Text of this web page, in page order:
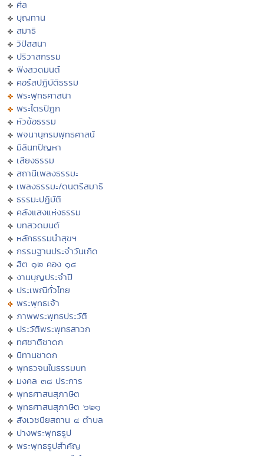
ศีล
บุญทาน
สมาธิ
วิปัสสนา
ปริวาสกรรม
ฟังสวดมนต์
คอร์สปฏิบัติธรรม
พระพุทธศาสนา
พระไตรปิฏก
หัวข้อธรรม
พจนานุกรมพุทธศาสน์
มิลินทปัญหา
เสียงธรรม
สถานีเพลงธรรมะ
เพลงธรรมะ/ดนตรีสมาธิ
ธรรมะปฏิบัติ
คลังแสงแห่งธรรม
บทสวดมนต์
หลักธรรมนำสุขฯ
กรรมฐานประจำวันเกิด
ฮีต ๑๒ คอง ๑๔
งานบุญประจำปี
ประเพณีทั่วไทย
พระพุทธเจ้า
ภาพพระพุทธประวัติ
ประวัติพระพุทธสาวก
ทศชาติชาดก
นิทานชาดก
พุทธวจนในธรรมบท
มงคล ๓๘ ประการ
พุทธศาสนสุภาษิต
พุทธศาสนสุภาษิต ๖๒๑
สังเวชนียสถาน ๔ ตำบล
ปางพระพุทธรูป
พระพุทธรูปสำคัญ